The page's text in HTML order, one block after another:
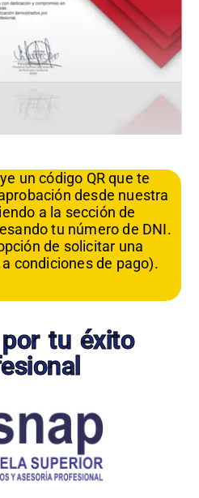
un código QR que te
desde nuestra
a la sección de
tu número de DNI.
de solicitar una
condiciones de pago).
tu éxito